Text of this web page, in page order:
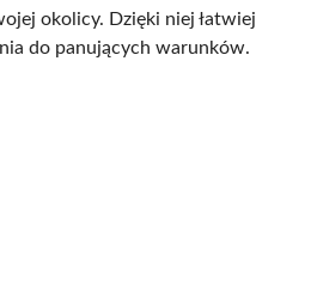
okolicy. Dzięki niej łatwiej
do panujących warunków.